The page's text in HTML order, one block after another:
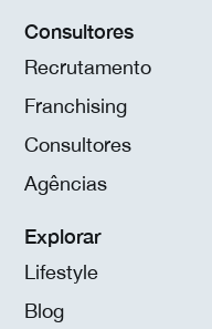
Consultores
Recrutamento
Franchising
Consultores
Agências
Explorar
Lifestyle
Blog